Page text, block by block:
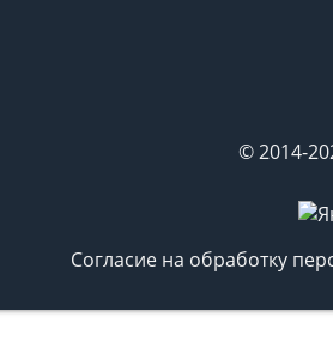
© 2014-
Согласие на обработку